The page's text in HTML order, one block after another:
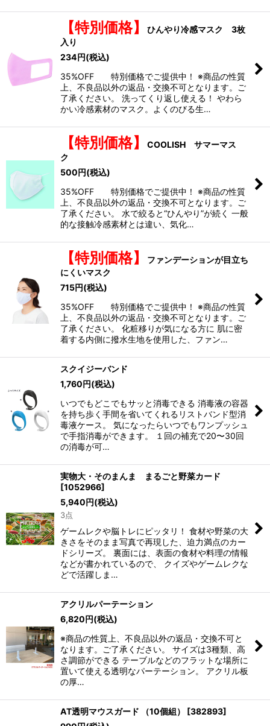
【特別価格】
ひんやり冷感マスク 3枚
入り
234円(税込)
35%OFF 特別価格でご提供中！ ※商品の性質
上、不良品以外の返品・交換不可となります。ご
了承ください。 洗ってくり返し使える！ やわら
かい冷感素材のマスク。よくのびる生…
【特別価格】
COOLISH サマーマス
ク
500円(税込)
35%OFF 特別価格でご提供中！ ※商品の性質
上、不良品以外の返品・交換不可となります。ご
了承ください。 水で絞ると“ひんやり”が続く 一般
的な接触冷感素材とは違い、気化…
【特別価格】
ファンデーションが目立ち
にくいマスク
715円(税込)
35%OFF 特別価格でご提供中！ ※商品の性質
上、不良品以外の返品・交換不可となります。ご
了承ください。 化粧移りが気になる方に 肌に密
着する内側に撥水生地を使用した、ファン…
スクイジーバンド
1,760円(税込)
いつでもどこでもサッと消毒できる 消毒液の容器
を持ち歩く手間を省いてくれるリストバンド型消
毒液ケース。 気になったらいつでもワンプッシュ
で手指消毒ができます。 １回の補充で20〜30回
の消毒が可…
実物大・そのまんま まるごと野菜カード
[1052966]
5,940円(税込)
3点
ゲームレクや脳トレにピッタリ！ 食材や野菜の大
きさをそのまま写真で再現した、迫力満点のカー
ドシリーズ。 裏面には、表面の食材や料理の情報
などが書かれているので、 クイズやゲームレクな
どで活躍しま…
アクリルパーテーション
6,820円(税込)
※商品の性質上、不良品以外の返品・交換不可と
なります。ご了承ください。 サイズは3種類、高
さ調節ができる テーブルなどのフラットな場所に
置いて使える透明なパーテーション。 アクリル板
の厚…
AT透明マウスガード （10個組） [382893]